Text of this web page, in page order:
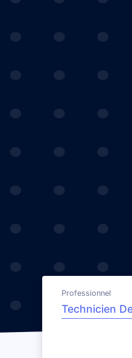
Professionnel